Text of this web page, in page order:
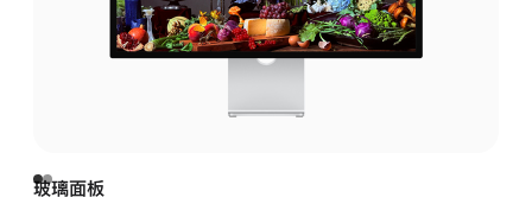
玻璃面板